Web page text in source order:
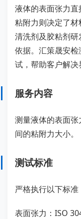
液体的表面张力
粘附力则决定了材
清洗剂及胶粘剂
依据。汇策晟安
试，帮助客户解决
服务内容
测量液体的表面
间的粘附力大小。
测试标准
严格执行以下标准
表面张力：ISO